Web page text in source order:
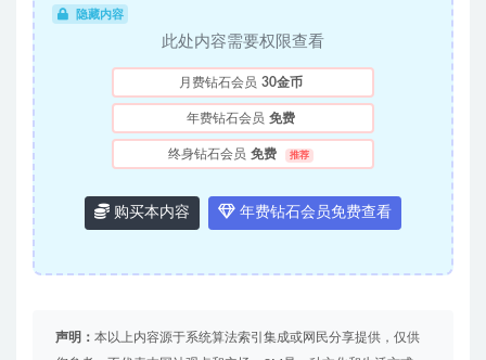
隐藏内容
此处内容需要权限查看
月费钻石会员 30金币
年费钻石会员 免费
终身钻石会员 免费 推荐
购买本内容 年费钻石会员免费查看
声明： 本以上内容源于系统算法索引集成或网民分享提供，仅供